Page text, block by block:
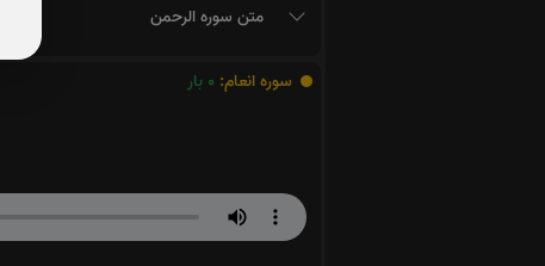
متن سوره الرحمن
سوره انعام: 0 بار